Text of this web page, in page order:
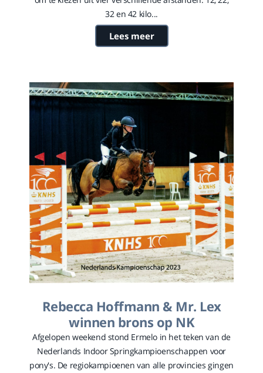
32 en 42 kilo...
Lees meer
Rebecca Hoffmann & Mr. Lex
winnen brons op NK
Afgelopen weekend stond Ermelo in het teken van de
Nederlands Indoor Springkampioenschappen voor
pony's. De regiokampioenen van alle provincies gingen